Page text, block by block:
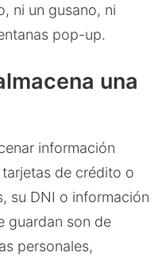
ni un gusano, ni
pop-up.
una
información
de crédito o
su DNI o información
guardan son de
personales,